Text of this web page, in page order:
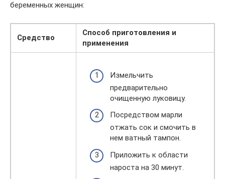
беременных женщин:
Средство
Способ приготовления и
применения
Измельчить
предварительно
очищенную луковицу.
Посредством марли
отжать сок и смочить в
нем ватный тампон.
Приложить к области
нароста на 30 минут.